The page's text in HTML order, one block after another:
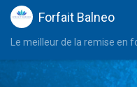
Forfait Balneo
Le meilleur de la remise en